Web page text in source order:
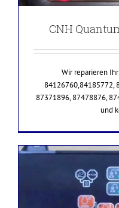
CNH
Wir reparieren
84126760,84185772,
87371896, 87478876,
und